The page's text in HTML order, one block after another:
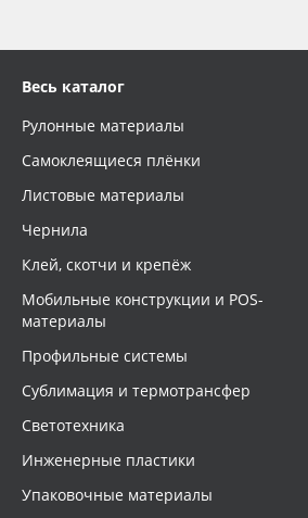
Весь каталог
Рулонные материалы
Самоклеящиеся плёнки
Листовые материалы
Чернила
Клей, скотчи и крепёж
Мобильные конструкции и POS-
материалы
Профильные системы
Сублимация и термотрансфер
Светотехника
Инженерные пластики
Упаковочные материалы